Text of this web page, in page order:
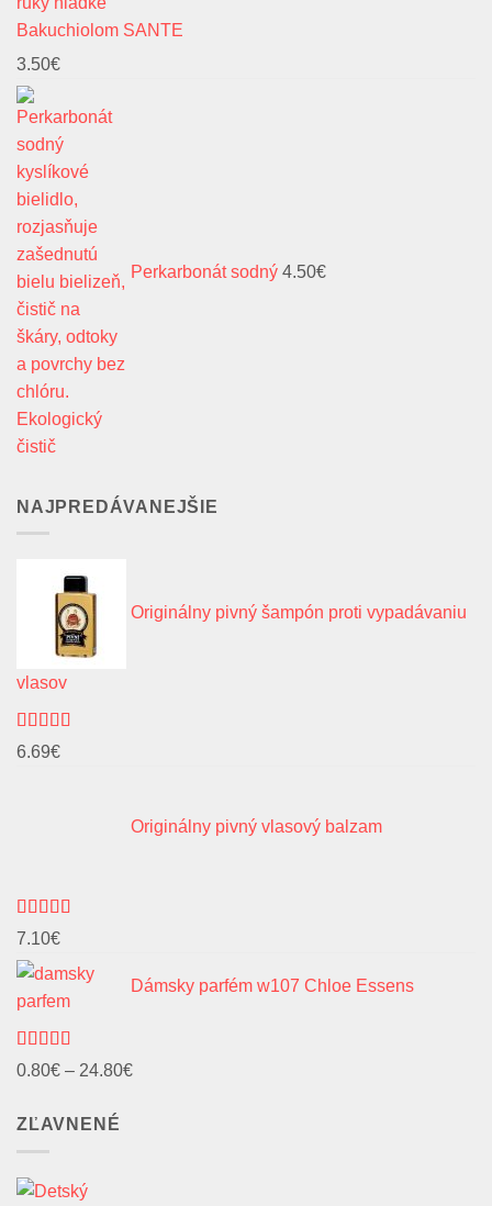
Bakuchiolom SANTE
3.50€
Perkarbonát sodný 4.50€
NAJPREDÁVANEJŠIE
Originálny pivný šampón proti vypadávaniu
vlasov
Hodnotenie
4.91z 5
6.69€
Originálny pivný vlasový balzam
Hodnotenie
5.00z 5
7.10€
Dámsky parfém w107 Chloe Essens
Hodnotenie
5.00z 5
0.80€ – 24.80€Price
ZĽAVNENÉ